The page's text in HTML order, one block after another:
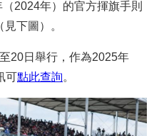
2024年）的官方揮旗手則
下圖）。
20日舉行，作為2025年
可點此查詢。